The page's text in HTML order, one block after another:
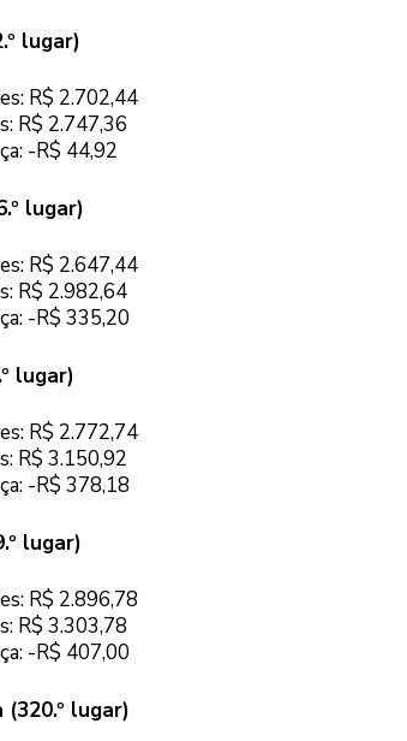
lugar)
R$ 2.702,44
R$ 2.747,36
-R$ 44,92
lugar)
R$ 2.647,44
R$ 2.982,64
-R$ 335,20
lugar)
R$ 2.772,74
R$ 3.150,92
-R$ 378,18
lugar)
R$ 2.896,78
R$ 3.303,78
-R$ 407,00
(320.º lugar)